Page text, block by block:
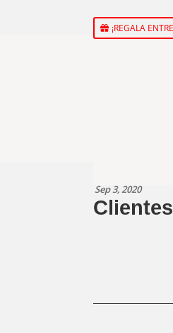
¡REGALA
Sep 3, 2020